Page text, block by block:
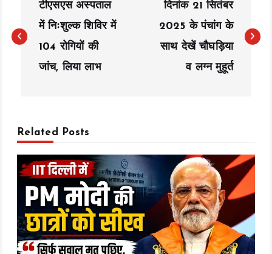
s
v
g
टीएसएस अस्पताल
में निःशुल्क शिविर में
104 रोगियों की
जांच, लिया लाभ
दिनांक 21 सितंबर
2025 के पंचांग के
साथ देखें चौघड़िया
व लग्न मुहूर्त
Related Posts